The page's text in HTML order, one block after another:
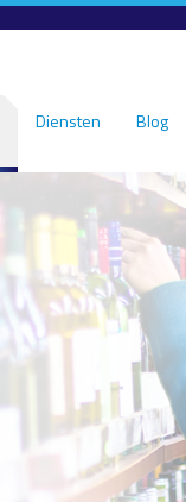
Diensten Blog